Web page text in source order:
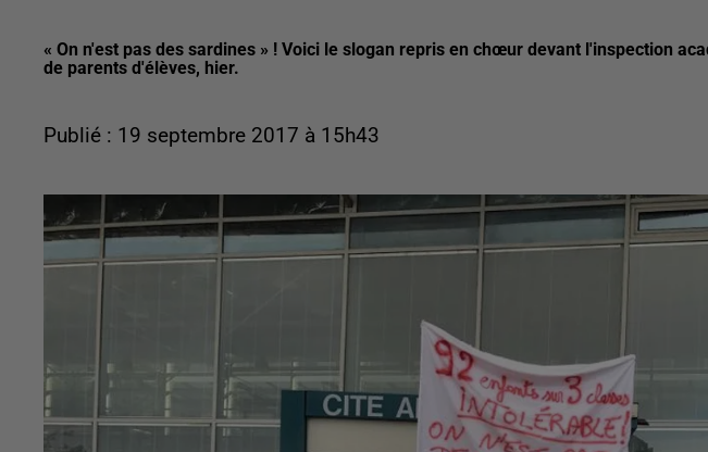
« On n'est pas des sardines » ! Voici le slogan repris en chœur devant l'inspection
de parents d'élèves, hier.
Publié : 19 septembre 2017 à 15h43